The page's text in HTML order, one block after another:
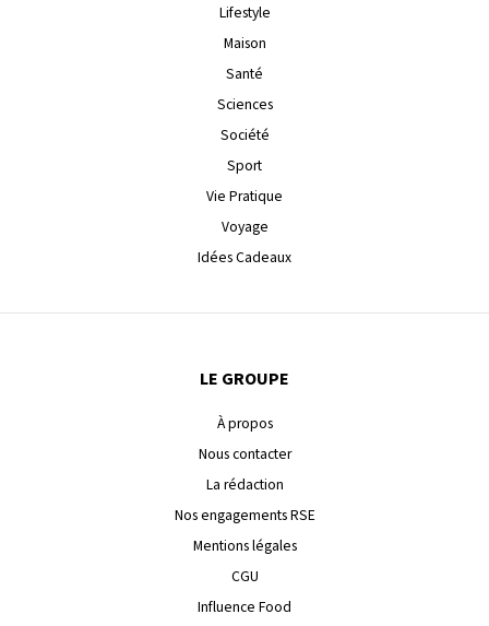
Lifestyle
Maison
Santé
Sciences
Société
Sport
Vie Pratique
Voyage
Idées Cadeaux
LE GROUPE
À propos
Nous contacter
La rédaction
Nos engagements RSE
Mentions légales
CGU
Influence Food